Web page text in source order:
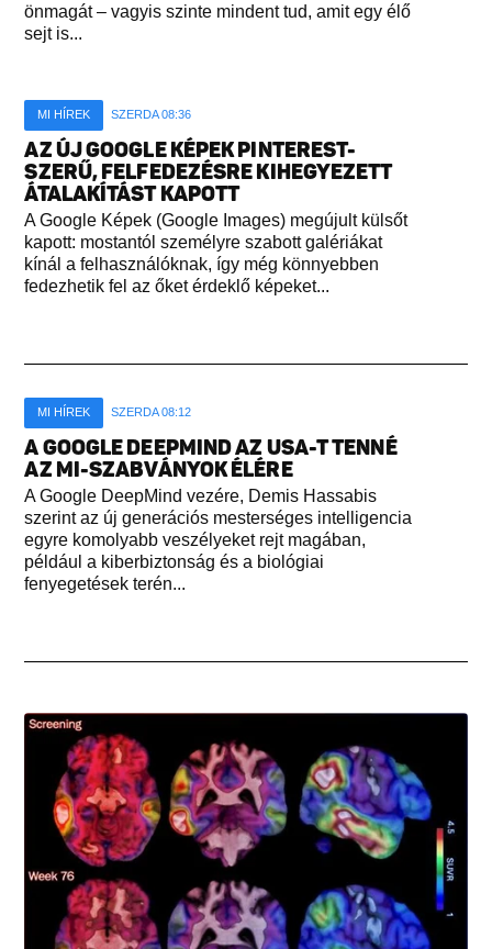
önmagát – vagyis szinte mindent tud, amit egy élő
sejt is...
MI HÍREK SZERDA 08:36
AZ ÚJ GOOGLE KÉPEK PINTEREST-
SZERŰ, FELFEDEZÉSRE KIHEGYEZETT
ÁTALAKÍTÁST KAPOTT
A Google Képek (Google Images) megújult külsőt
kapott: mostantól személyre szabott galériákat
kínál a felhasználóknak, így még könnyebben
fedezhetik fel az őket érdeklő képeket...
MI HÍREK SZERDA 08:12
A GOOGLE DEEPMIND AZ USA-T TENNÉ
AZ MI-SZABVÁNYOK ÉLÉRE
A Google DeepMind vezére, Demis Hassabis
szerint az új generációs mesterséges intelligencia
egyre komolyabb veszélyeket rejt magában,
például a kiberbiztonság és a biológiai
fenyegetések terén...